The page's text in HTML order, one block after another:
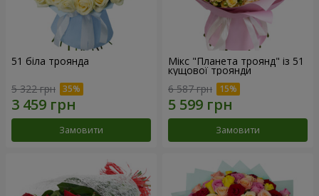
51 біла троянда
5 322 грн
Замовити
Мікс "Планета троянд" із 51
кущової троянди
6 587 грн
Замовити